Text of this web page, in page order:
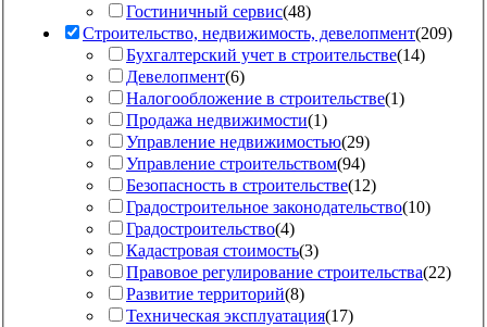
Гостиничный сервис(48)
Строительство, недвижимость, девелопмент(209)
Бухгалтерский учет в строительстве(14)
Девелопмент(6)
Налогообложение в строительстве(1)
Продажа недвижимости(1)
Управление недвижимостью(29)
Управление строительством(94)
Безопасность в строительстве(12)
Градостроительное законодательство(10)
Градостроительство(4)
Кадастровая стоимость(3)
Правовое регулирование строительства(22)
Развитие территорий(8)
Техническая эксплуатация(17)